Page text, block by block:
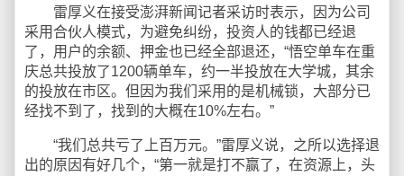
雷厚义在接受澎湃新闻记者采访时表示，因为公司
采用合伙人模式，为避免纠纷，投资人的钱都已经退
了，用户的余额、押金也已经全部退还，“悟空单车在重
庆总共投放了1200辆单车，约一半投放在大学城，其余
的投放在市区。但因为我们采用的是机械锁，大部分已
经找不到了，找到的大概在10%左右。”
“我们总共亏了上百万元。”雷厚义说，之所以选择退
出的原因有好几个，“第一就是打不赢了，在资源上，头